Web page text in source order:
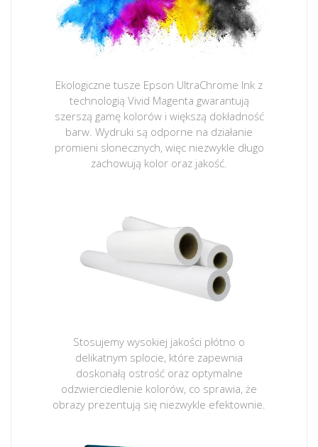
Ekologiczne tusze Epson UltraChrome Ink z
technologią Vivid Magenta gwarantują
szerszą gamę kolorów i większą dokładność
barw. Wydruki są odporne na działanie
promieni słonecznych, więc niezwykle długo
zachowują kolor oraz jakość.
Stosujemy wysokiej jakości płótno o
delikatnym splocie, które zapewnia
doskonałą ostrość oraz optymalne
odzwierciedlenie kolorów, co sprawia, że
obrazy prezentują się niezwykle efektownie.